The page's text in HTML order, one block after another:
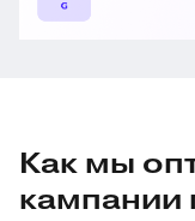
Как мы
кампании